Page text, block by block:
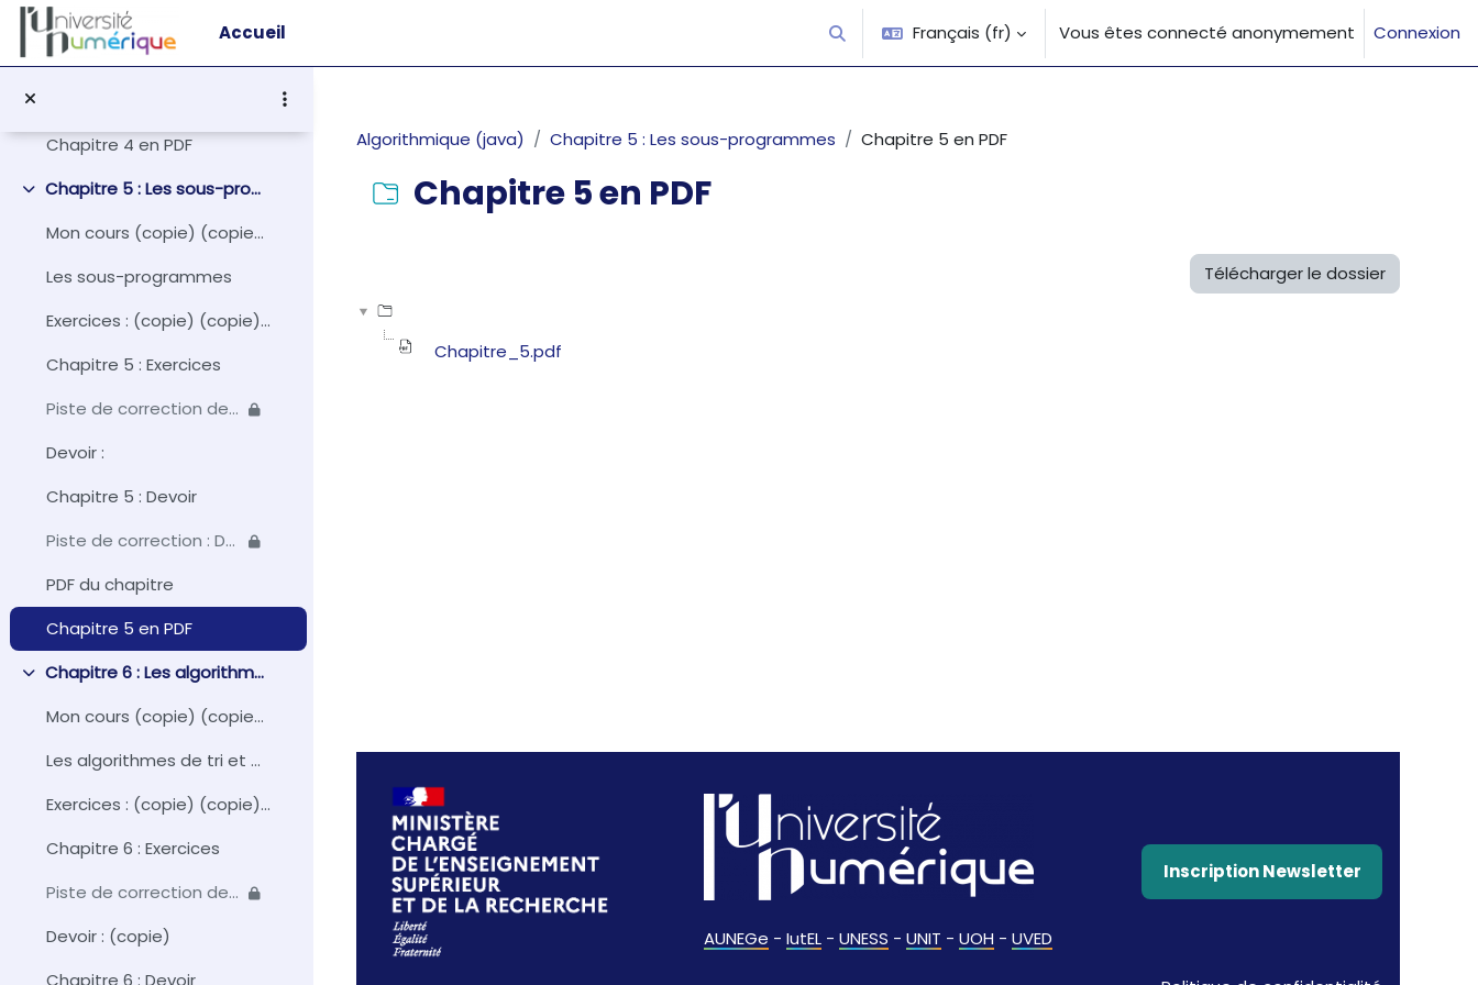
Passer au contenu principal
Accueil
Activer/désactiver la saisie de recherche
Français ‎(fr)‎ Vous êtes connecté anonymement Connexion
Chapitre 4 : Exercices
Chapitre 4 en PDF
Replier
Chapitre 5 : Les sous-programmes
Mon cours (copie) (copie) (copie) (copie)
Les sous-programmes
Exercices : (copie) (copie) (copie) (copie) (copie)
Chapitre 5 : Exercices
Piste de correction des exercices
Devoir :
Chapitre 5 : Devoir
Piste de correction : Devoir du chapitre 5
PDF du chapitre
Chapitre 5 en PDF
Replier
Chapitre 6 : Les algorithmes de tri et de recherche
Mon cours (copie) (copie) (copie) (copie) (copie)
Les algorithmes de tri et de recherche
Exercices : (copie) (copie) (copie) (copie) (copie) (copie)
Chapitre 6 : Exercices
Piste de correction des exercices
Devoir : (copie)
Algorithmique (java) Chapitre 5 : Les sous-programmes Chapitre 5 en PDF
Chapitre 5 en PDF
Télécharger le dossier
Chapitre_5.pdf
AUNEGe - IutEL - UNESS - UNIT - UOH - UVED
Inscription Newsletter